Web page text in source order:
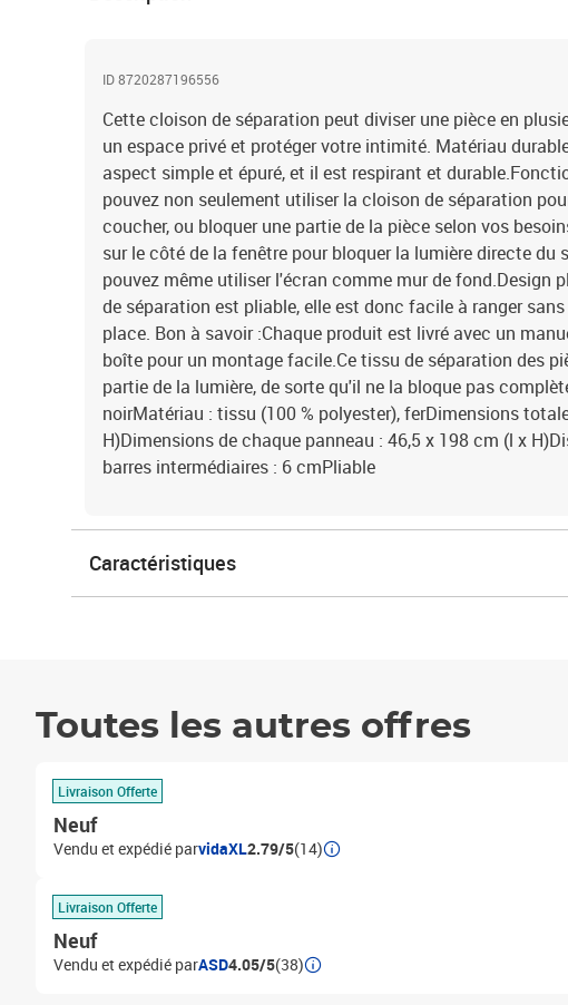
ID 8720287196556
Cette cloison de séparation peut diviser une pièce en
un espace privé et protéger votre intimité. Matériau
aspect simple et épuré, et il est respirant et
pouvez non seulement utiliser la cloison de séparation
coucher, ou bloquer une partie de la pièce selon vos
sur le côté de la fenêtre pour bloquer la lumière directe du
pouvez même utiliser l'écran comme mur de fond.Design
de séparation est pliable, elle est donc facile à ranger
place. Bon à savoir :Chaque produit est livré avec un
boîte pour un montage facile.Ce tissu de séparation des
partie de la lumière, de sorte qu'il ne la bloque pas
noirMatériau : tissu (100 % polyester), ferDimensions
H)Dimensions de chaque panneau : 46,5 x 198 cm (l x
barres intermédiaires : 6 cmPliable
Caractéristiques
Toutes les autres offres
Livraison Offerte
Neuf
Vendu et expédié parvidaXL2.79/5(14)
Livraison Offerte
Neuf
Vendu et expédié parASD4.05/5(38)